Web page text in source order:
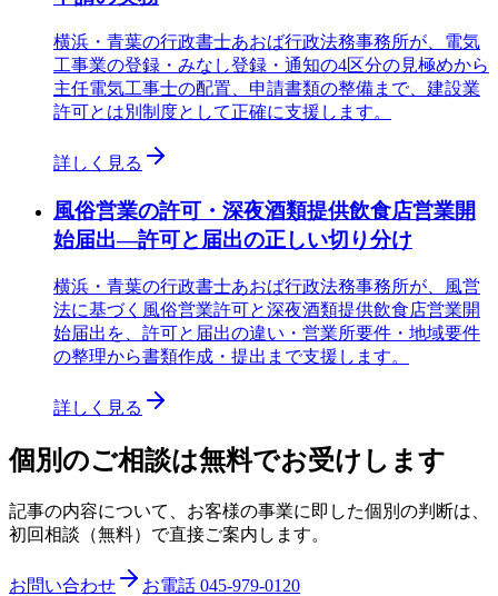
横浜・青葉の行政書士あおば行政法務事務所が、電気
工事業の登録・みなし登録・通知の4区分の見極めから
主任電気工事士の配置、申請書類の整備まで、建設業
許可とは別制度として正確に支援します。
詳しく見る
風俗営業の許可・深夜酒類提供飲食店営業開
始届出—許可と届出の正しい切り分け
横浜・青葉の行政書士あおば行政法務事務所が、風営
法に基づく風俗営業許可と深夜酒類提供飲食店営業開
始届出を、許可と届出の違い・営業所要件・地域要件
の整理から書類作成・提出まで支援します。
詳しく見る
個別のご相談は無料でお受けします
記事の内容について、お客様の事業に即した個別の判断は、
初回相談（無料）で直接ご案内します。
お問い合わせ お電話 045-979-0120